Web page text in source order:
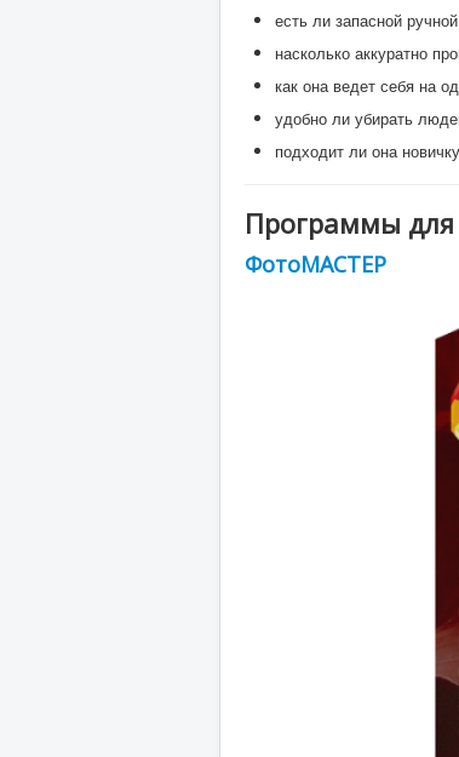
есть ли запасной
насколько аккуратно
как она ведет себя на
удобно ли убирать
подходит ли она
Программы для
ФотоМАСТЕР